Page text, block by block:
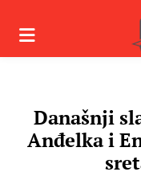
Izbornik
Današnji
Anđelka i